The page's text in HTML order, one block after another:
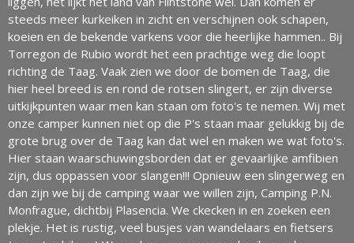
steeds meer kurkeiken in zicht en verschijnen ook schapen,
koeien en de bekende varkens voor die heerlijke hammen.. Bij
Torregon de Rubio wordt het een prachtige weg die loopt
richting de Taag. Vaak zien we door de bomen de Taag, die
hier heel breed is en rond de rotsen slingert, er zijn diverse
uitkijkpunten waar men kan staan om foto's te nemen. Wij met
onze camper kunnen niet op die P's staan maar gelukkig bij de
grote brug over de Taag kan dat wel en maken we wat foto's.
Hier staan waarschuwingsborden dat er gevaarlijke amfibien
zijn, dus oppassen voor slangen!!! Opnieuw een slingerweg en
dan zijn we bij de camping waar we willen zijn, Camping P.N.
Monfrague, dichtbij Plasencia. We ckecken in en zoeken een
plekje. Het is rustig, veel busjes van wandelaars en fietsers